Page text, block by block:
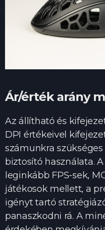
Ár/érték arány
Az állítható és
DPI értékeivel
számunkra
biztosító használata.
leginkább FPS-sek,
játékosok mellett, a
igényt tartó
panaszkodni rá. A